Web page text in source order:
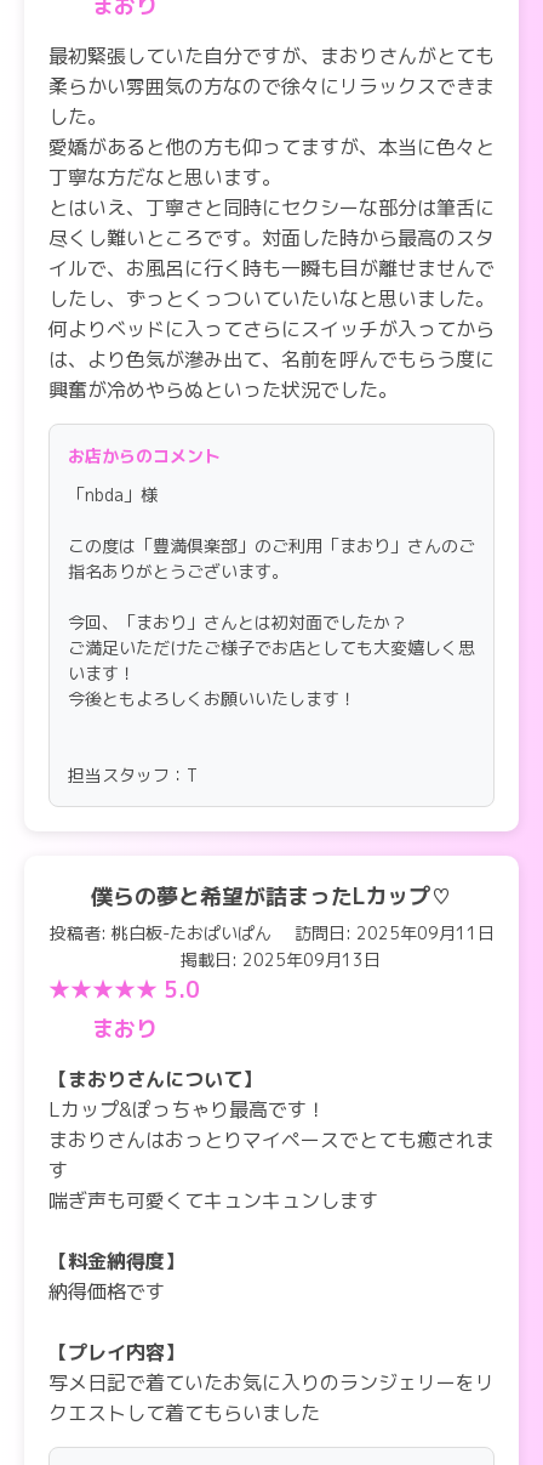
最初緊張していた自分ですが、まおりさんがとても
柔らかい雰囲気の方なので徐々にリラックスできま
した。
愛嬌があると他の方も仰ってますが、本当に色々と
丁寧な方だなと思います。
とはいえ、丁寧さと同時にセクシーな部分は筆舌に
尽くし難いところです。対面した時から最高のスタ
イルで、お風呂に行く時も一瞬も目が離せませんで
したし、ずっとくっついていたいなと思いました。
何よりベッドに入ってさらにスイッチが入ってから
は、より色気が滲み出て、名前を呼んでもらう度に
興奮が冷めやらぬといった状況でした。
本当に最高でした、またお呼びしたいと思います。
お店からのコメント
「nbda」様
この度は「豊満倶楽部」のご利用「まおり」さんのご
指名ありがとうございます。
今回、「まおり」さんとは初対面でしたか？
ご満足いただけたご様子でお店としても大変嬉しく思
います！
今後ともよろしくお願いいたします！
担当スタッフ：T
僕らの夢と希望が詰まったLカップ♡
投稿者: 桃白板-たおぱいぱん
訪問日: 2025年09月11日
掲載日: 2025年09月13日
★★★★★ 5.0
まおり
【まおりさんについて】
Lカップ&ぽっちゃり最高です！
まおりさんはおっとりマイペースでとても癒されま
す
喘ぎ声も可愛くてキュンキュンします
【料金納得度】
納得価格です
【プレイ内容】
写メ日記で着ていたお気に入りのランジェリーをリ
クエストして着てもらいました
もうたまりません！